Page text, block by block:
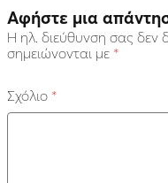
Αφήστε μια
Η ηλ. διεύθυνση σας δεν
σημειώνονται με *
Σχόλιο *